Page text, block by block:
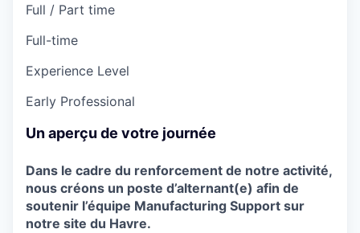
Full / Part time
Full-time
Experience Level
Early Professional
Un aperçu de votre journée
Dans le cadre du renforcement de notre activité,
nous créons un poste d’alternant(e) afin de
soutenir l’équipe Manufacturing Support sur
notre site du Havre.